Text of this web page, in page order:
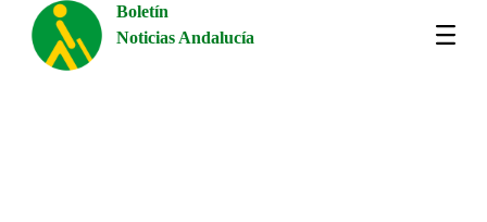
Boletín
Noticias Andalucía